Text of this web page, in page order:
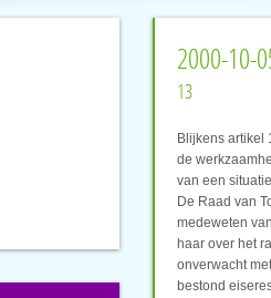
2000-10-
13
Blijkens artikel
de
van een
De Raad van
medeweten
haar over het
onverwacht
bestond